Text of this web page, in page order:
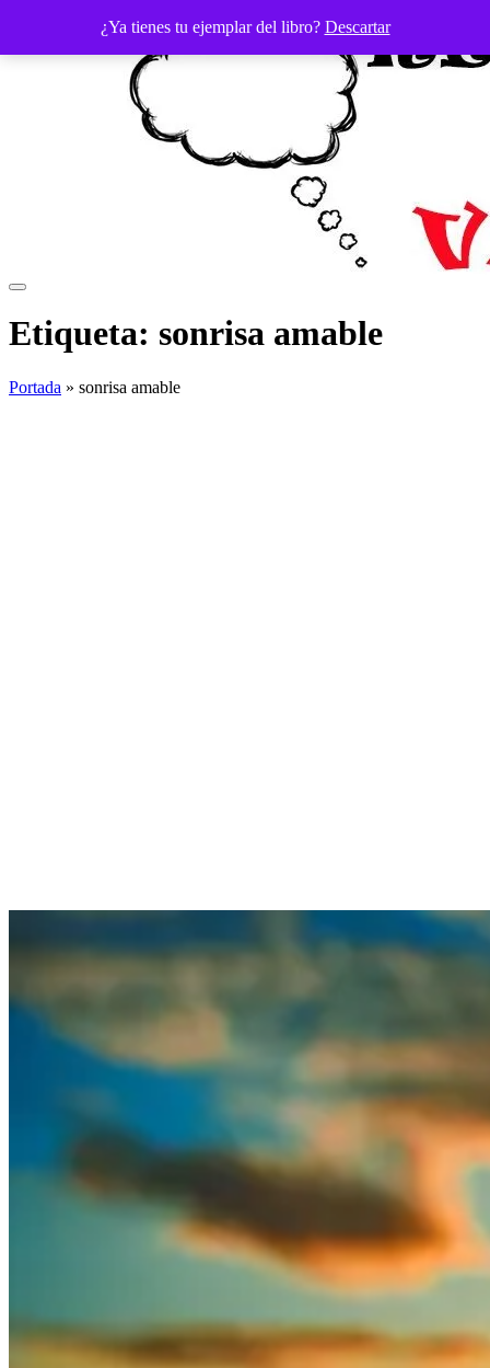
¿Ya tienes tu ejemplar del libro? Descartar
contenido
Etiqueta: sonrisa amable
Portada » sonrisa amable